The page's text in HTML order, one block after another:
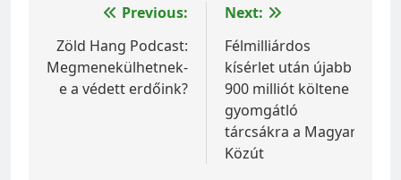
Bejegyzés
navigáció
Previous:
Zöld Hang Podcast:
Megmenekülhetnek-
e a védett erdőink?
Next:
Félmilliárdos
kísérlet után újabb
900 milliót költene
gyomgátló
tárcsákra a Magyar
Közút